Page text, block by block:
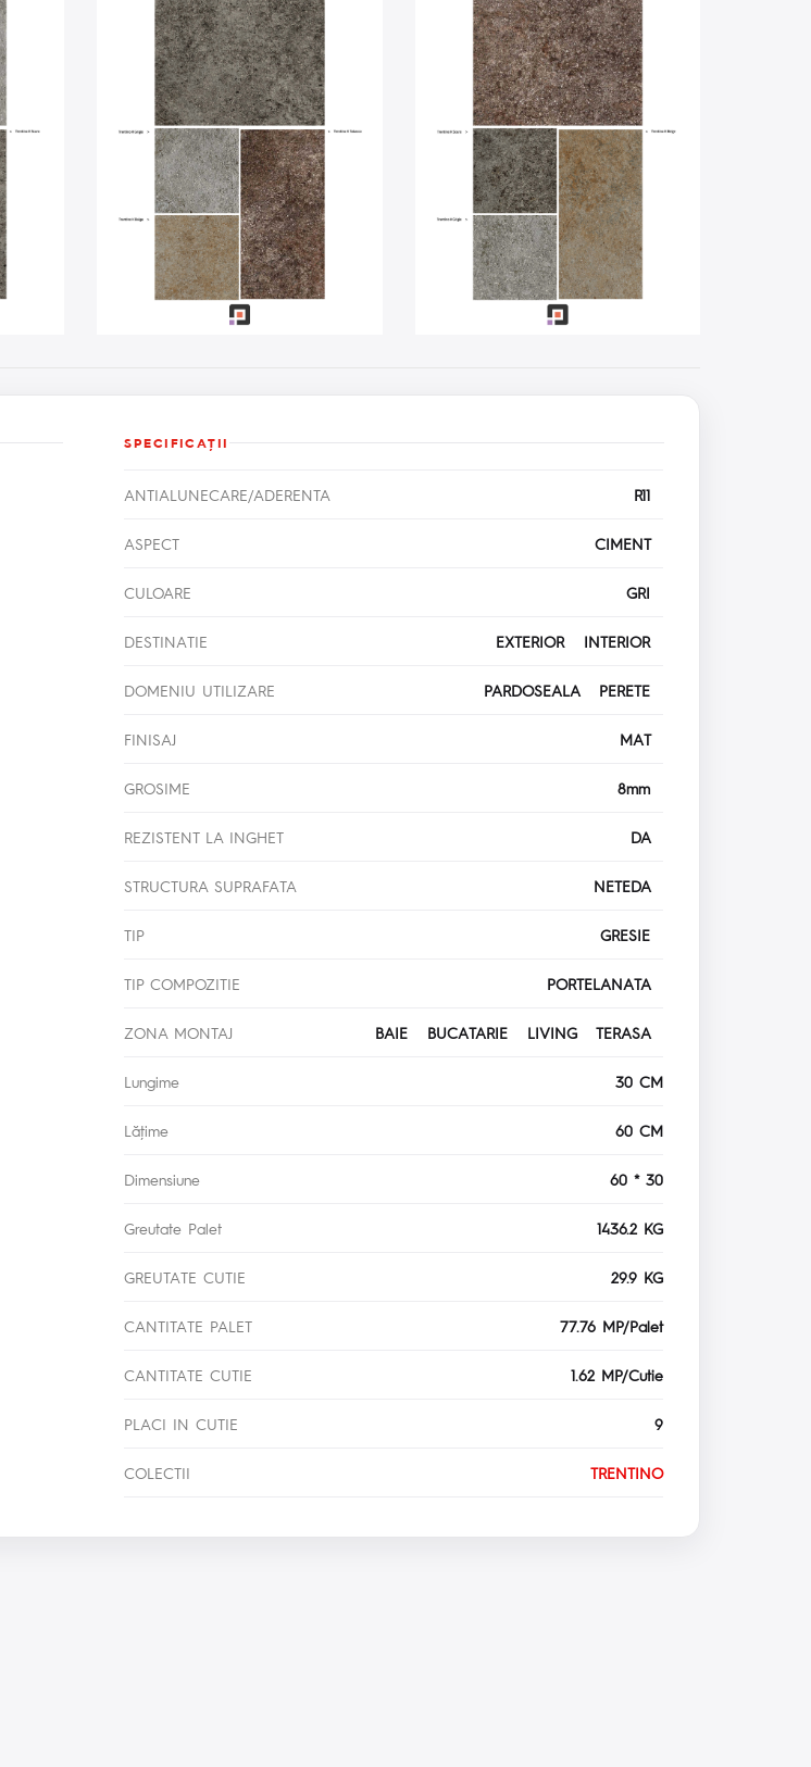
SPECIFICAŢII
ANTIALUNECARE/ADERENTA R11
ASPECT CIMENT
CULOARE GRI
DESTINATIE EXTERIOR INTERIOR
DOMENIU UTILIZARE PARDOSEALA PERETE
FINISAJ MAT
GROSIME 8mm
REZISTENT LA INGHET DA
STRUCTURA SUPRAFATA NETEDA
TIP GRESIE
TIP COMPOZITIE PORTELANATA
ZONA MONTAJ BAIE BUCATARIE LIVING TERASA
Lungime 30 CM
Lăţime 60 CM
Dimensiune 60 * 30
Greutate Palet 1436.2 KG
GREUTATE CUTIE 29.9 KG
CANTITATE PALET 77.76 MP/Palet
CANTITATE CUTIE 1.62 MP/Cutie
PLACI IN CUTIE 9
COLECTII TRENTINO